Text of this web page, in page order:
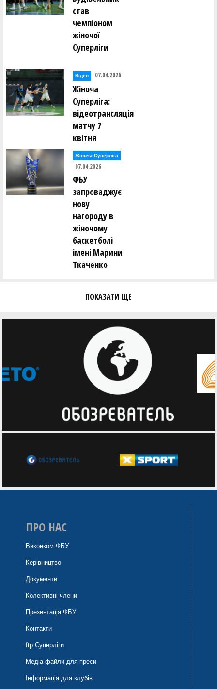
став
чемпіоном
жіночої
Суперліги
Відео 07.04.2026
Жіноча
Суперліга:
відеотрансляція
матчу 7
квітня
Жіноча Суперліга
07.04.2026
ФБУ
запроваджує
нову
нагороду в
жіночому
баскетболі
імені Марини
Ткаченко
ПОКАЗАТИ ЩЕ
ПРО НАС
Виконком ФБУ
Керівництво
Документи
Колективні члени
Презентація ФБУ
Контакти
ftp Суперліги
Медіа файли для преси
Інформація для клубів